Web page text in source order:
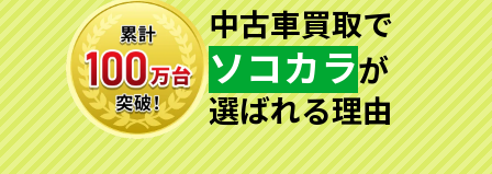
中古車買取で
ソコカラが
選ばれる理由